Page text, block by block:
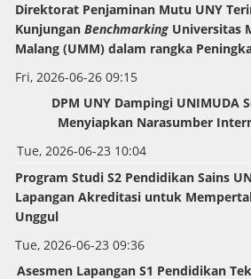
Direktorat Penjaminan Mutu UNY
Kunjungan BenchmarkingUniversitas
Malang (UMM) dalam rangka
Fri, 2026-06-26 09:15
DPM UNY Dampingi UNIMUDA
Menyiapkan Narasumber
Tue, 2026-06-23 10:04
Program Studi S2 Pendidikan Sains
Lapangan Akreditasi untuk
Unggul
Tue, 2026-06-23 09:36
Asesmen Lapangan S1 Pendidikan